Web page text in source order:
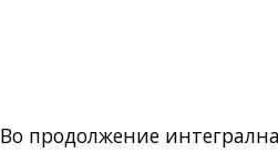
Во продолжение